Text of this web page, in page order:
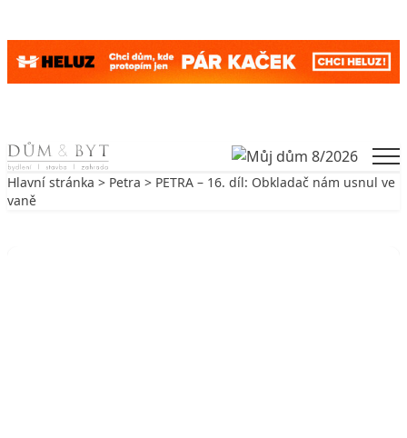
Skip to content
Hlavní stránka > Petra > PETRA – 16. díl: Obkladač nám usnul ve
vaně